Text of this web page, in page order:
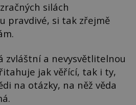
silách
pravdivé, si tak zřejmě
zvláštní a nevysvětlitelnou
jak věřící, tak i ty,
na otázky, na něž věda